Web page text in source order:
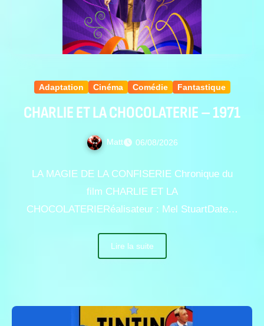
Adaptation Cinéma Comédie Fantastique
CHARLIE ET LA CHOCOLATERIE – 1971
Matt 06/08/2026
LA MAGIE DE LA CONFISERIE Chronique du
film CHARLIE ET LA
CHOCOLATERIERéalisateur : Mel StuartDate…
Lire la suite